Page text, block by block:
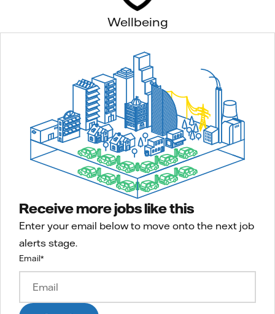
Wellbeing
Receive more jobs like this
Enter your email below to move onto the next job
alerts stage.
Email*